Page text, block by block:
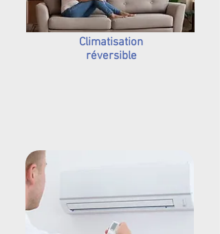
Climatisation
réversible